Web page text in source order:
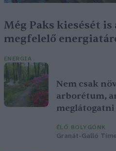
Még Paks kiesését
megfelelő
ENERGIA
Nem csak
arborétum,
meglátogatni
ÉLŐ BOLYGÓNK
Granát-Galló